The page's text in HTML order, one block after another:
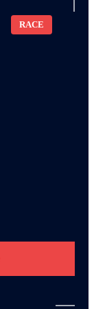
RACE